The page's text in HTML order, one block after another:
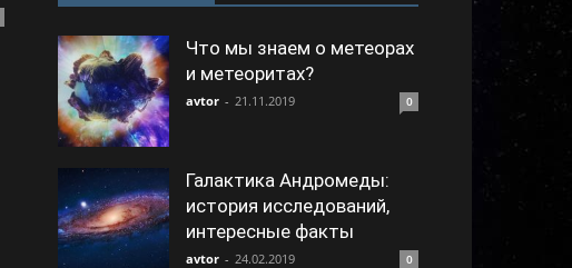
Что мы знаем о метеорах
и метеоритах?
avtor - 21.11.2019 0
Галактика Андромеды:
история исследований,
интересные факты
avtor - 24.02.2019 0